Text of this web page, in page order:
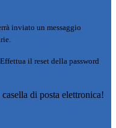
inviato un messaggio
il reset della password
di posta elettronica!